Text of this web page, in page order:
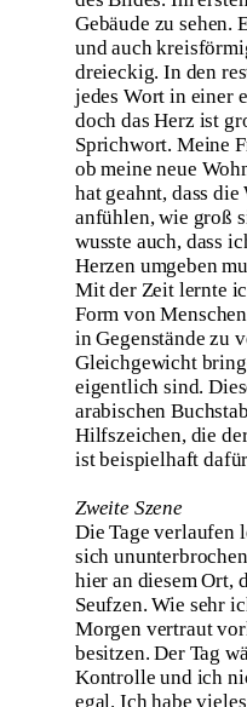
Gebäude zu sehen.
und auch
dreieckig. In den
jedes Wort in einer
doch das Herz ist
Sprichwort. Meine
ob meine neue
hat geahnt, dass
anfühlen, wie groß
wusste auch, dass
Herzen umgeben
Mit der Zeit lernte
Form von
in Gegenstände zu
Gleichgewicht
eigentlich sind.
arabischen
Hilfszeichen, die
ist beispielhaft
Zweite Szene
Die Tage verlaufen
sich
hier an diesem Ort,
Seufzen. Wie sehr
Morgen vertraut
besitzen. Der Tag
Kontrolle und ich
egal. Ich habe